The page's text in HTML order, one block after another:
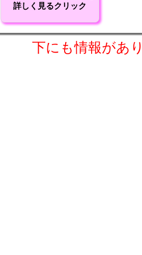
詳しく見るクリック
下にも情報があ